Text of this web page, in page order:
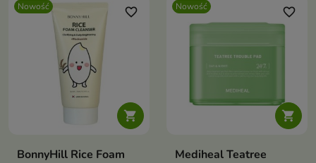
Nowość

favorite_border
BonnyHill Rice Foam
Nowość

favorite_border
Mediheal Teatree